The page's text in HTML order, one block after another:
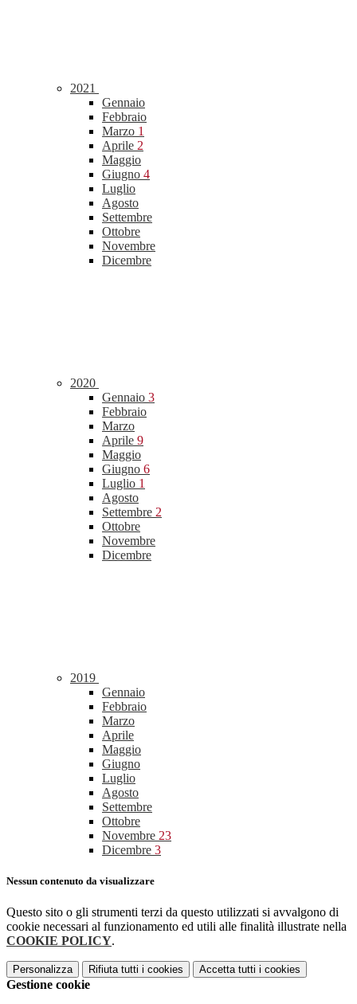
2021
Gennaio
Febbraio
Marzo 1
Aprile 2
Maggio
Giugno 4
Luglio
Agosto
Settembre
Ottobre
Novembre
Dicembre
2020
Gennaio 3
Febbraio
Marzo
Aprile 9
Maggio
Giugno 6
Luglio 1
Agosto
Settembre 2
Ottobre
Novembre
Dicembre
2019
Gennaio
Febbraio
Marzo
Aprile
Maggio
Giugno
Luglio
Agosto
Settembre
Ottobre
Novembre 23
Dicembre 3
Nessun contenuto da visualizzare
Questo sito o gli strumenti terzi da questo utilizzati si avvalgono di
cookie necessari al funzionamento ed utili alle finalità illustrate nella
COOKIE POLICY.
Personalizza Rifiuta tutti i cookies Accetta tutti i cookies
Gestione cookie